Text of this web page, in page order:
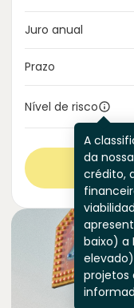
Juro anual
Prazo
Nível de risco
A
da
crédito,
baixo) a
projetos